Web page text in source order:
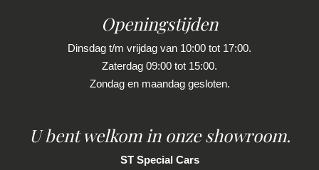
Openingstijden
Dinsdag t/m vrijdag van 10:00 tot 17:00.
Zaterdag 09:00 tot 15:00.
Zondag en maandag gesloten.
U bent welkom in onze showroom.
ST Special Cars